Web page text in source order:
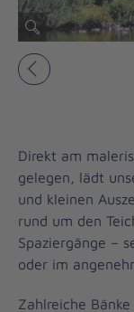
Vorheriges
Direkt am
gelegen, lädt
und kleinen
rund um den
Spaziergänge –
oder im
Zahlreiche